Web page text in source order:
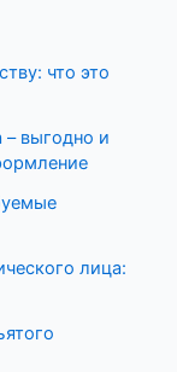
что это
– выгодно и
лица: